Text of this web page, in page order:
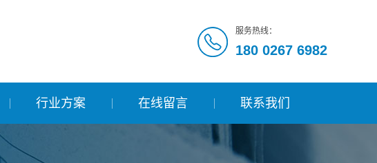
服务热线：
180 0267 6982
行业方案 在线留言 联系我们